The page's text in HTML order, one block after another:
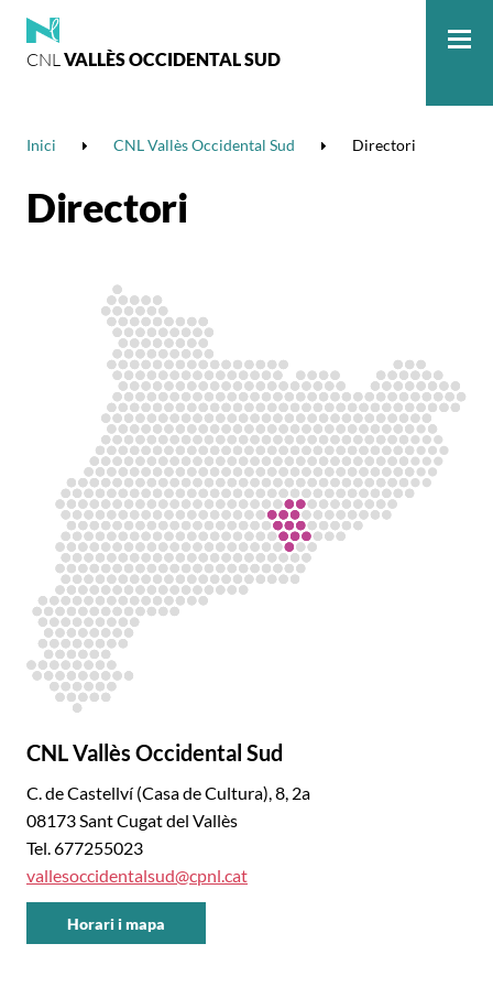
CNLVALLÈS OCCIDENTAL SUD
Inici CNL Vallès Occidental Sud Directori
Directori
CNL Vallès Occidental Sud
C. de Castellví (Casa de Cultura), 8, 2a
08173 Sant Cugat del Vallès
Tel. 677255023
vallesoccidentalsud@cpnl.cat
Horari i mapa